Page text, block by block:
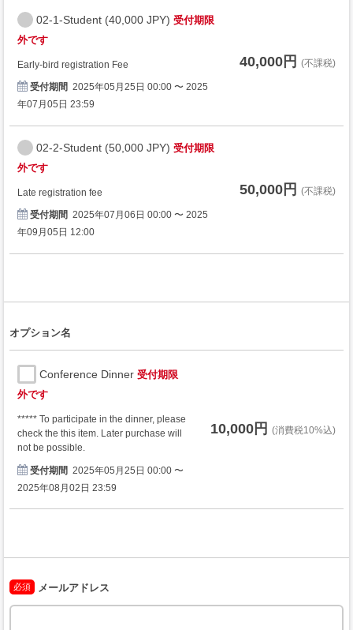
02-1-Student (40,000 JPY) 受付期限
外です
Early-bird registration Fee
受付期間 2025年05月25日 00:00 〜 2025
年07月05日 23:59
40,000円 (不課税)
02-2-Student (50,000 JPY) 受付期限
外です
Late registration fee
受付期間 2025年07月06日 00:00 〜 2025
年09月05日 12:00
50,000円 (不課税)
オプション名
Conference Dinner 受付期限
外です
***** To participate in the dinner, please
check the this item. Later purchase will
not be possible.
受付期間 2025年05月25日 00:00 〜
2025年08月02日 23:59
10,000円 (消費税10%込)
必須 メールアドレス